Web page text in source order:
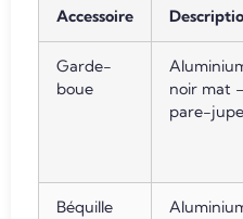
Accessoire
Garde-
boue
noir mat
pare-
Béquille